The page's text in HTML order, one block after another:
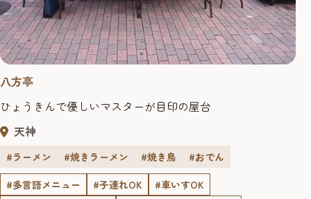
八方亭
ひょうきんで優しいマスターが目印の屋台
天神
#ラーメン #焼きラーメン #焼き鳥
#おでん
#多言語メニュー
#子連れOK
#車いすOK